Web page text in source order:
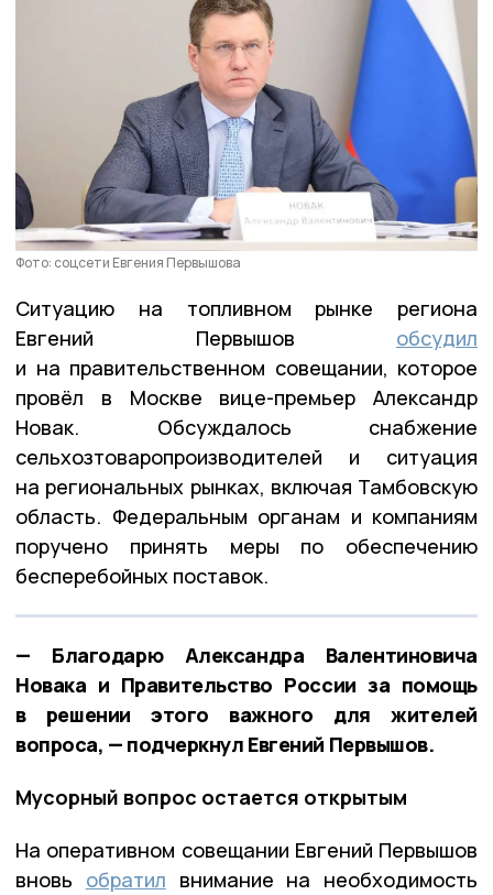
Фото: соцсети Евгения Первышова
Ситуацию на топливном рынке региона
Евгений Первышов обсудил
и на правительственном совещании, которое
провёл в Москве вице-премьер Александр
Новак. Обсуждалось снабжение
сельхозтоваропроизводителей и ситуация
на региональных рынках, включая Тамбовскую
область. Федеральным органам и компаниям
поручено принять меры по обеспечению
бесперебойных поставок.
— Благодарю Александра Валентиновича
Новака и Правительство России за помощь
в решении этого важного для жителей
вопроса, — подчеркнул Евгений Первышов.
Мусорный вопрос остается открытым
На оперативном совещании Евгений Первышов
вновь обратил внимание на необходимость